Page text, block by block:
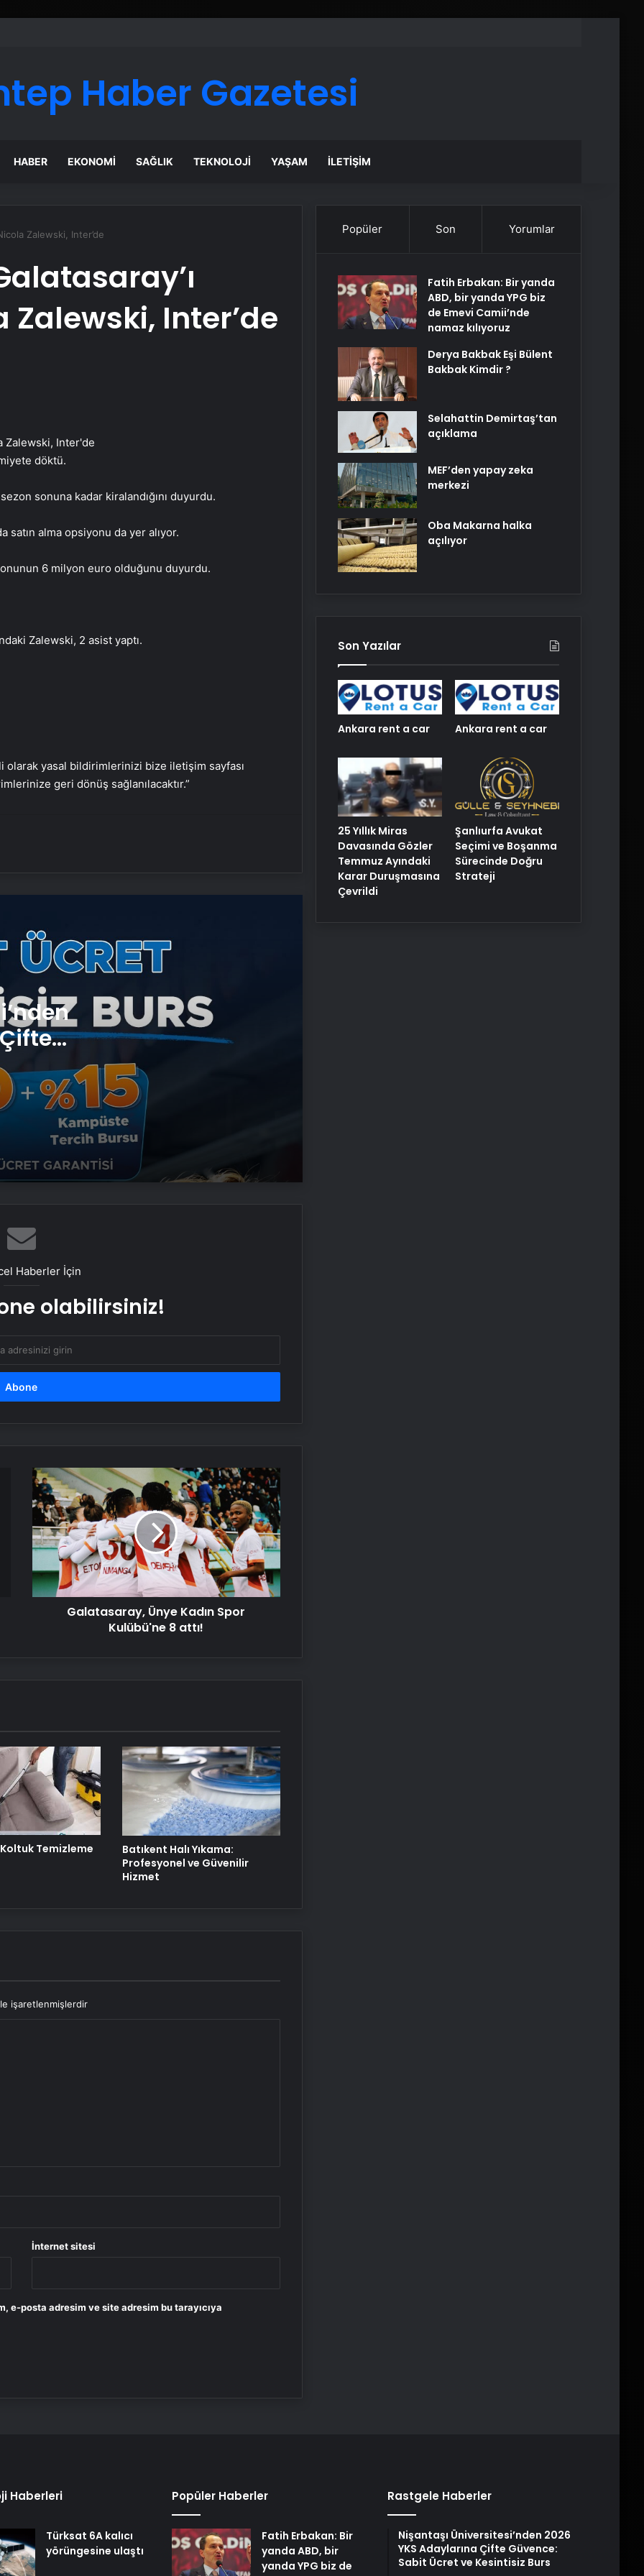
Haber Gazetesi
HABER EKONOMI SAĞLIK TEKNOLOJI YAŞAM İLETIŞIM
Zalewski, Inter’de
Inter’de
döktü.
sonuna kadar kiralandığını duyurdu.
satın alma opsiyonu da yer alıyor.
6 milyon euro olduğunu duyurdu.
Zalewski, 2 asist yaptı.
olarak yasal bildirimlerinizi bize iletişim sayfası
geri dönüş sağlanılacaktır.”
Adaylarına Çifte Güvence: Sabit
Ücret ve Kesintisiz Burs
Duruşmasına Çevrildi
Boşanma Sürecinde Doğru Strateji
Eşya Depolama Rehberi Ümraniye
Ortopodoloji İle Diyabetik Ayak
Yarası Tedavisi
Zihnin Gizemli Sınırları ve Ötesi :
Nasılnedir.com
UETDS Nedir ? Uetds.com İle Akıllı
Dijital Taşımacılık Yazılımı
Haberler İçin
olabilirsiniz!
Galatasaray,
Ünye
Kadın
Spor
Kulübü'ne
8
Galatasaray, Ünye Kadın Spor
Kulübü'ne 8 attı!
Temizleme
Batıkent Halı Yıkama:
Profesyonel ve Güvenilir
Hizmet
işaretlenmişlerdir
İnternet sitesi
e-posta adresim ve site adresim bu tarayıcıya
Popüler Son Yorumlar
Fatih Erbakan: Bir yanda
ABD, bir yanda YPG biz
de Emevi Camii’nde
namaz kılıyoruz
Derya Bakbak Eşi Bülent
Bakbak Kimdir ?
Selahattin Demirtaş’tan
açıklama
MEF’den yapay zeka
merkezi
Oba Makarna halka
açılıyor
Son Yazılar
Ankara rent a car Ankara rent a car
25 Yıllık Miras
Davasında Gözler
Temmuz Ayındaki
Karar Duruşmasına
Çevrildi
Şanlıurfa Avukat
Seçimi ve Boşanma
Sürecinde Doğru
Strateji
Haberleri
Türksat 6A kalıcı
yörüngesine ulaştı
Popüler Haberler
Fatih Erbakan: Bir
yanda ABD, bir
yanda YPG biz de
Rastgele Haberler
Nişantaşı Üniversitesi’nden 2026
YKS Adaylarına Çifte Güvence:
Sabit Ücret ve Kesintisiz Burs